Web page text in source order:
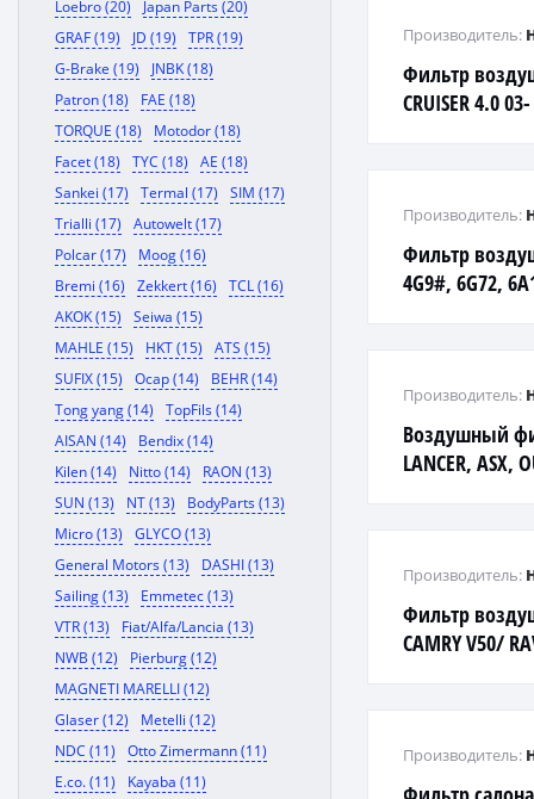
Loebro (20)
Japan Parts (20)
GRAF (19)
JD (19)
TPR (19)
G-Brake (19)
JNBK (18)
Patron (18)
FAE (18)
TORQUE (18)
Motodor (18)
Facet (18)
TYC (18)
AE (18)
Sankei (17)
Termal (17)
SIM (17)
Trialli (17)
Autowelt (17)
Polcar (17)
Moog (16)
Bremi (16)
Zekkert (16)
TCL (16)
AKOK (15)
Seiwa (15)
MAHLE (15)
HKT (15)
ATS (15)
SUFIX (15)
Ocap (14)
BEHR (14)
Tong yang (14)
TopFils (14)
AISAN (14)
Bendix (14)
Kilen (14)
Nitto (14)
RAON (13)
SUN (13)
NT (13)
BodyParts (13)
Micro (13)
GLYCO (13)
General Motors (13)
DASHI (13)
Sailing (13)
Emmetec (13)
VTR (13)
Fiat/Alfa/Lancia (13)
NWB (12)
Pierburg (12)
MAGNETI MARELLI (12)
Glaser (12)
Metelli (12)
NDC (11)
Otto Zimermann (11)
E.co. (11)
Kayaba (11)
Фильтр
CRUISER 4.0 03-
Производитель:
Фильтр
4G9#, 6G72,
Производитель:
Воздушный
LANCER, ASX,
Производитель:
Фильтр
CAMRY V50/
Производитель:
Производитель: